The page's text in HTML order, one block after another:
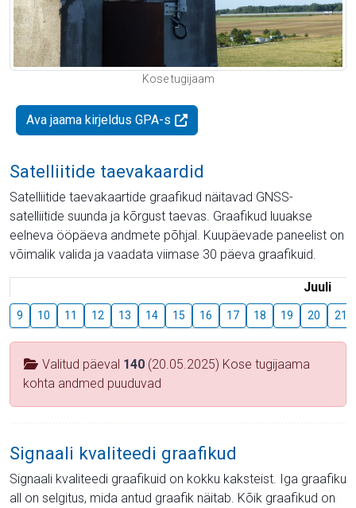
Kose tugijaam
Ava jaama kirjeldus GPA-s
Satelliitide taevakaardid
Satelliitide taevakaartide graafikud näitavad GNSS-
satelliitide suunda ja kõrgust taevas. Graafikud luuakse
eelneva ööpäeva andmete põhjal. Kuupäevade paneelist on
võimalik valida ja vaadata viimase 30 päeva graafikuid.
Juuli
9 10 11 12 13 14 15 16 17 18 19 20 21
Valitud päeval 140 (20.05.2025) Kose tugijaama
kohta andmed puuduvad
Signaali kvaliteedi graafikud
Signaali kvaliteedi graafikuid on kokku kaksteist. Iga graafiku
all on selgitus, mida antud graafik näitab. Kõik graafikud on